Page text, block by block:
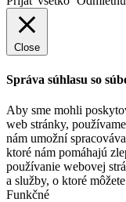
Close
Správa súhlasu so
Aby sme mohli
web stránky,
nám umožní
ktoré nám pomáhajú
používanie webovej
a služby, o ktoré
Funkčné